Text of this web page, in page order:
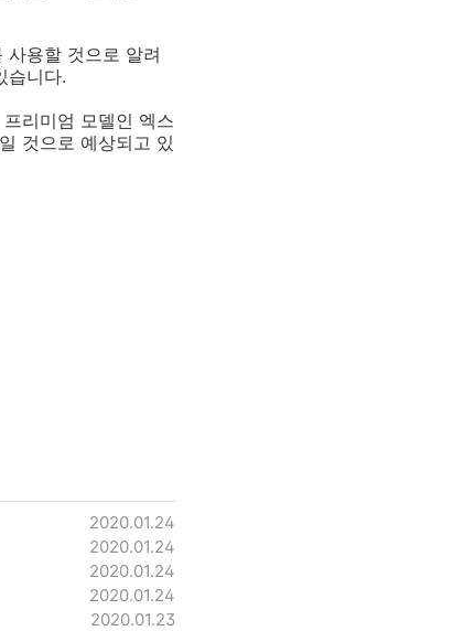
용할 것으로 알려
습니다.
리미엄 모델인 엑스
것으로 예상되고 있
2020.01.24
2020.01.24
2020.01.24
2020.01.24
2020.01.23